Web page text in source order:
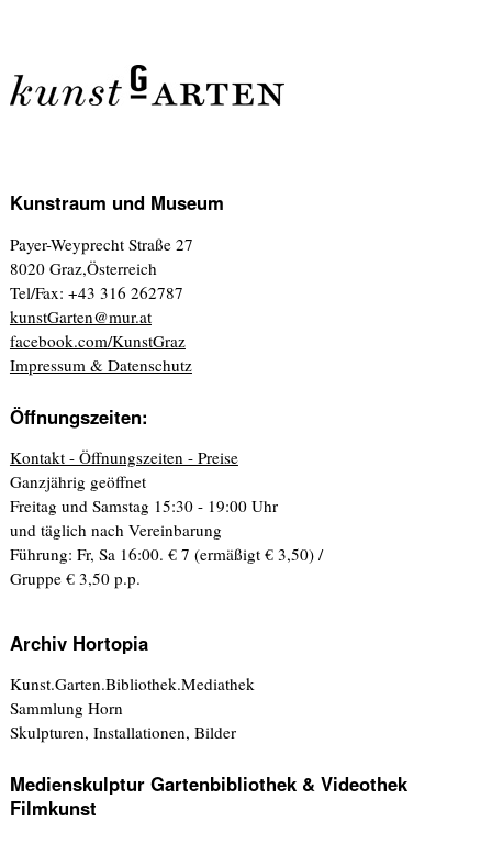
Kunstraum und Museum
Payer-Weyprecht Straße 27
8020 Graz,Österreich
Tel/Fax: +43 316 262787
kunstGarten@mur.at
facebook.com/KunstGraz
Impressum & Datenschutz
Öffnungszeiten:
Kontakt - Öffnungszeiten - Preise
Ganzjährig geöffnet
Freitag und Samstag 15:30 - 19:00 Uhr
und täglich nach Vereinbarung
Führung: Fr, Sa 16:00. € 7 (ermäßigt € 3,50) /
Gruppe € 3,50 p.p.
Archiv Hortopia
Kunst.Garten.Bibliothek.Mediathek
Sammlung Horn
Skulpturen, Installationen, Bilder
Medienskulptur Gartenbibliothek & Videothek
Filmkunst